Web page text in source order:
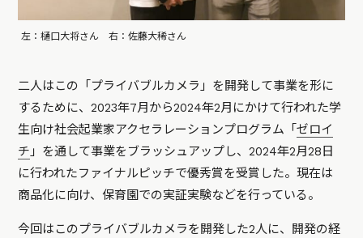
左：樋口大将さん 右：佐藤大稀さん
二人はこの「プライバブルカメラ」を開発して事業を形に
するために、2023年7月から2024年2月にかけて行われた学
生向け社会起業家アクセラレーションプログラム「ゼロイ
チ 」を通して事業をブラッシュアップし、2024年2月28日
に行われたファイナルピッチで優秀賞を受賞した。現在は
商品化に向け、保育園での実証実験などを行っている。
今回はこのプライバブルカメラを開発した2人に、開発の経